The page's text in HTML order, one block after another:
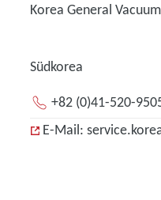
Korea General
Südkorea
+82 (0)41-520-
E-Mail: